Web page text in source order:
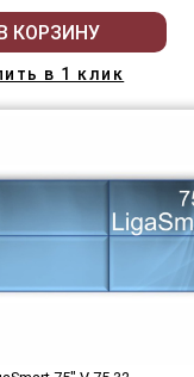
КОРЗИНУ
в 1 клик